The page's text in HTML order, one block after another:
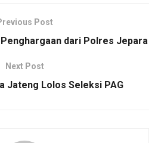
Li
n
k
e
Post
dari Polres Jepara
Next Post
Jateng Lolos Seleksi PAG